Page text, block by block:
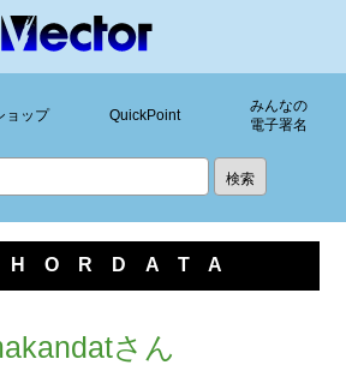
ョップ QuickPoint
みんなの
電子署名
さん